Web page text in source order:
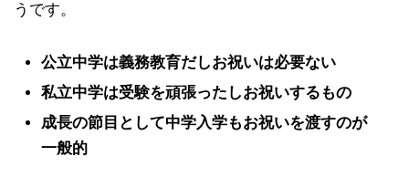
うです。
公立中学は義務教育だしお祝いは必要ない
私立中学は受験を頑張ったしお祝いするもの
成長の節目として中学入学もお祝いを渡すのが
一般的